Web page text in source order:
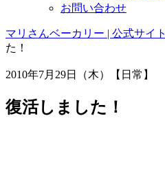
お問い合わせ
マリさんベーカリー | 公式サイト
た！
2010年7月29日（木）【日常】
復活しました！